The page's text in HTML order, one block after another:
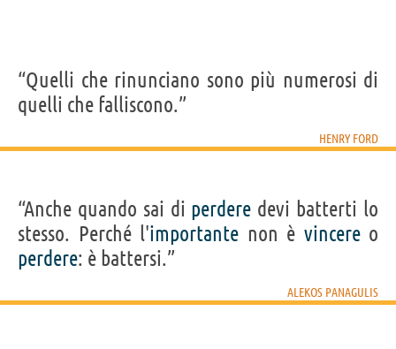
“Quelli che rinunciano sono più numerosi di
quelli che falliscono.”
HENRY FORD
“Anche quando sai di perdere devi batterti lo
stesso. Perché l'importante non è vincereo
perdere: è battersi.”
ALEKOS PANAGULIS